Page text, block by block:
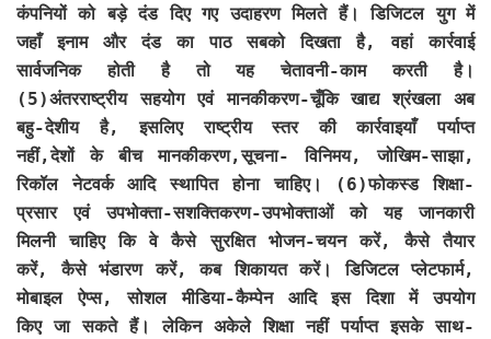
कंपनियों को बड़े दंड दिए गए उदाहरण मिलते हैं। डिजिटल युग में
जहाँ इनाम और दंड का पाठ सबको दिखता है, वहां कार्रवाई
सार्वजनिक होती है तो यह चेतावनी-काम करती है।
(5)अंतरराष्ट्रीय सहयोग एवं मानकीकरण-चूँकि खाद्य श्रंखला अब
बहु-देशीय है, इसलिए राष्ट्रीय स्तर की कार्रवाइयाँ पर्याप्त
नहीं,देशों के बीच मानकीकरण,सूचना- विनिमय, जोखिम-साझा,
रिकॉल नेटवर्क आदि स्थापित होना चाहिए। (6)फोकस्ड शिक्षा-
प्रसार एवं उपभोक्ता-सशक्तिकरण-उपभोक्ताओं को यह जानकारी
मिलनी चाहिए कि वे कैसे सुरक्षित भोजन-चयन करें, कैसे तैयार
करें, कैसे भंडारण करें, कब शिकायत करें। डिजिटल प्लेटफार्म,
मोबाइल ऐप्स, सोशल मीडिया-कैम्पेन आदि इस दिशा में उपयोग
किए जा सकते हैं। लेकिन अकेले शिक्षा नहीं पर्याप्त इसके साथ-